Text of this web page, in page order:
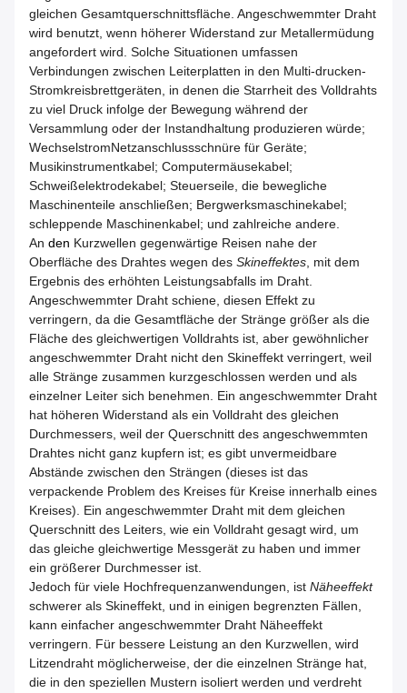
gleichen Gesamtquerschnittsfläche. Angeschwemmter Draht
wird benutzt, wenn höherer Widerstand zur Metallermüdung
angefordert wird. Solche Situationen umfassen
Verbindungen zwischen Leiterplatten in den Multi-drucken-
Stromkreisbrettgeräten, in denen die Starrheit des Volldrahts
zu viel Druck infolge der Bewegung während der
Versammlung oder der Instandhaltung produzieren würde;
WechselstromNetzanschlussschnüre für Geräte;
Musikinstrumentkabel; Computermäusekabel;
Schweißelektrodekabel; Steuerseile, die bewegliche
Maschinenteile anschließen; Bergwerksmaschinekabel;
schleppende Maschinenkabel; und zahlreiche andere.
An den Kurzwellen gegenwärtige Reisen nahe der
Oberfläche des Drahtes wegen des Skineffektes, mit dem
Ergebnis des erhöhten Leistungsabfalls im Draht.
Angeschwemmter Draht schiene, diesen Effekt zu
verringern, da die Gesamtfläche der Stränge größer als die
Fläche des gleichwertigen Volldrahts ist, aber gewöhnlicher
angeschwemmter Draht nicht den Skineffekt verringert, weil
alle Stränge zusammen kurzgeschlossen werden und als
einzelner Leiter sich benehmen. Ein angeschwemmter Draht
hat höheren Widerstand als ein Volldraht des gleichen
Durchmessers, weil der Querschnitt des angeschwemmten
Drahtes nicht ganz kupfern ist; es gibt unvermeidbare
Abstände zwischen den Strängen (dieses ist das
verpackende Problem des Kreises für Kreise innerhalb eines
Kreises). Ein angeschwemmter Draht mit dem gleichen
Querschnitt des Leiters, wie ein Volldraht gesagt wird, um
das gleiche gleichwertige Messgerät zu haben und immer
ein größerer Durchmesser ist.
Jedoch für viele Hochfrequenzanwendungen, ist Näheeffekt
schwerer als Skineffekt, und in einigen begrenzten Fällen,
kann einfacher angeschwemmter Draht Näheeffekt
verringern. Für bessere Leistung an den Kurzwellen, wird
Litzendraht möglicherweise, der die einzelnen Stränge hat,
die in den speziellen Mustern isoliert werden und verdreht